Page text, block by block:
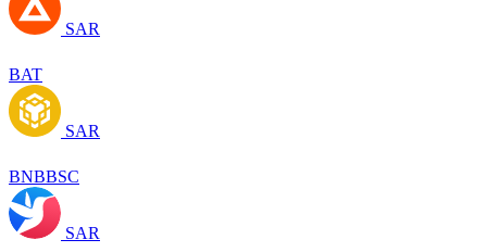
SAR
BAT
SAR
BNBBSC
SAR